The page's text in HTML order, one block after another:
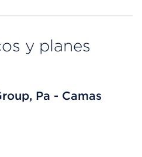
y planes
Pa - Camas